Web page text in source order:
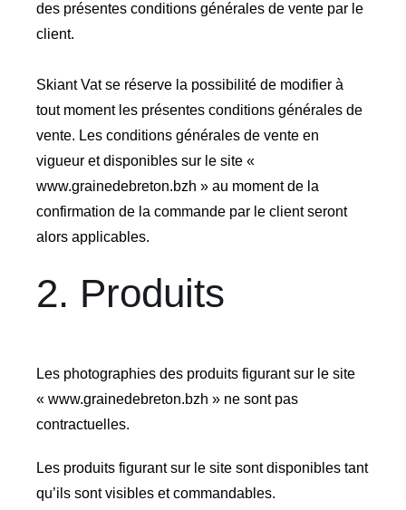
des présentes conditions générales de vente par le
client.
Skiant Vat se réserve la possibilité de modifier à
tout moment les présentes conditions générales de
vente. Les conditions générales de vente en
vigueur et disponibles sur le site «
www.grainedebreton.bzh » au moment de la
confirmation de la commande par le client seront
alors applicables.
2. Produits
Les photographies des produits figurant sur le site
« www.grainedebreton.bzh » ne sont pas
contractuelles.
Les produits figurant sur le site sont disponibles tant
qu’ils sont visibles et commandables.